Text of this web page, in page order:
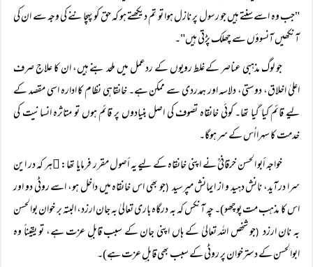
"جب وہ اسے سنتے ہیں جو رسول پر نازل ہوا تو تم دیکھتے ہو کہ حق کو پہچاننے کی وجہ سے ان کی
آنکھیں آنسوؤں سے چھلک پڑتی ہیں"۔
جو لوگ مذہبی عناصر کے غلط رویوں کے ردعمل میں ملحد بنے ہیں، ان کا علاج صرف
اعلیٰ اخلاق، دوستی، دلاسہ اور ہمدردی سے ممکن ہے۔ خانقاہی نظام کا ادارہ اسی مقصد کے
لیے قائم کیا گیا تھا۔ کوئی خانقاہ تصوف کی اصل بنیادوں پر قائم ہوں تو متاثرہ انسانیت کی
خدمت کا سہرا اُس کے سر ہوگا۔
خواجہ أبو الحسن خرقانیؒ نے اپنی خانقاہ کے لیے یہ أصول مقرر فرمایا تھا: ہر کہ در این
سرا درآید، نانش دہید و از ایمانش مپرسید(جو بھی اس خانقاہ میں داخل ہو، اسے روٹی دو اور
اس کا مذہب مت پوچھو)۔ چہ آنکس کہ بہ درگاہ باری تعالیٰ بہ جان ارزد، البتہ بر خوان بوالحسن
بہ نان ارزد(جو شخص اللہ تعالیٰ کے ہاں اپنی جان کے سبب قابلِ عزت ہے، تو یقیناً وہ
ابوالحسن کے دسترخوان پر روٹی کے سبب بھی قابلِ عزت ہے)۔